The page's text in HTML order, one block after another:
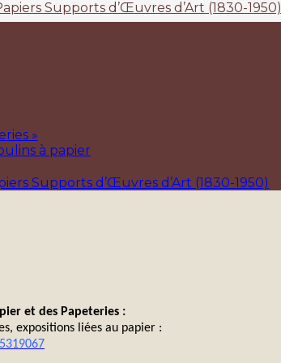
Supports d’Œuvres d’Art (1830-1950)
»
à papier
Supports d’Œuvres d’Art (1830-1950)
et des Papeteries :
expositions liées au papier :